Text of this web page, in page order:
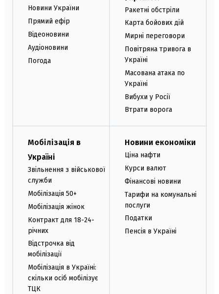
Новини України
Прямий ефір
Відеоновини
Аудіоновини
Погода
Ракетні обстріли
Карта бойових дій
Мирні переговори
Повітряна тривога в
Україні
Масована атака по
Україні
Вибухи у Росії
Втрати ворога
Мобілізація в
Україні
Звільнення з військової
служби
Мобілізація 50+
Мобілізація жінок
Контракт для 18-24-
річних
Відстрочка від
мобілізації
Мобілізація в Україні:
скільки осіб мобілізує
ТЦК
Новини економіки
Ціна нафти
Курси валют
Фінансові новини
Тарифи на комунальні
послуги
Податки
Пенсія в Україні